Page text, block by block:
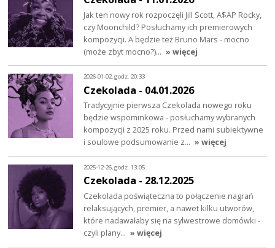
Jak ten nowy rok rozpoczęli Jill Scott, A$AP Rocky,
czy Moonchild? Posłuchamy ich premierowych
kompozycji. A będzie też Bruno Mars - mocno
(może zbyt mocno?)… » więcej
2026-01-02, godz. 20:33
Czekolada - 04.01.2026
Tradycyjnie pierwsza Czekolada nowego roku
będzie wspominkowa - posłuchamy wybranych
kompozycji z 2025 roku. Przed nami subiektywne
i soulowe podsumowanie z… » więcej
2025-12-26, godz. 13:05
Czekolada - 28.12.2025
Czekolada poświąteczna to połączenie nagrań
relaksujących, premier, a nawet kilku utworów,
które nadawałaby się na sylwestrowe domówki -
czyli plany… » więcej